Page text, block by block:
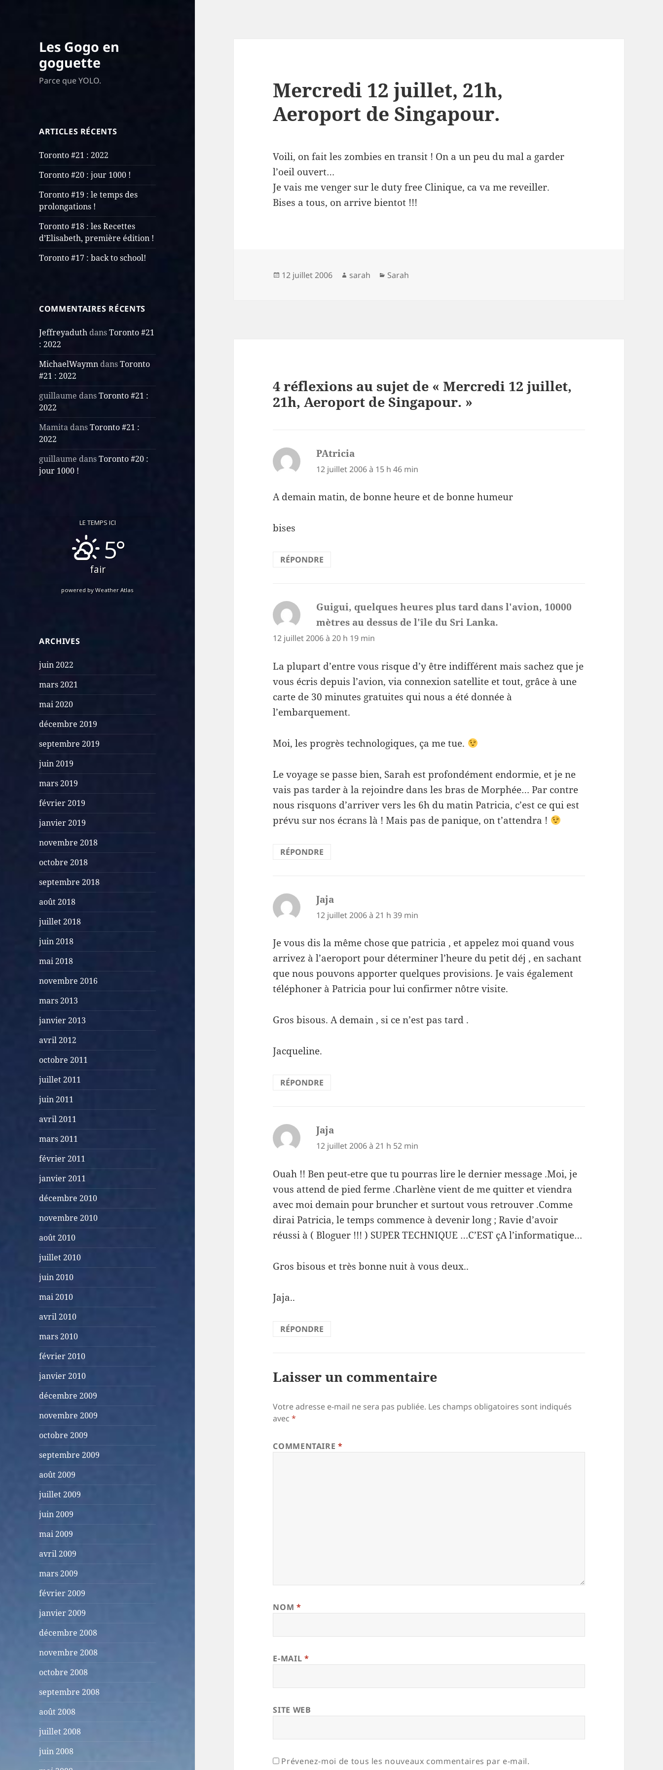
Les Gogo en
goguette
Parce que YOLO.
ARTICLES RÉCENTS
Toronto #21 : 2022
Toronto #20 : jour 1000 !
Toronto #19 : le temps des
prolongations !
Toronto #18 : les Recettes
d’Elisabeth, première édition !
Toronto #17 : back to school!
COMMENTAIRES RÉCENTS
Jeffreyaduth dansToronto #21
: 2022
MichaelWaymn dansToronto
#21 : 2022
guillaume dansToronto #21 :
2022
Mamita dansToronto #21 :
2022
guillaume dansToronto #20 :
jour 1000 !
LE TEMPS ICI
5°
fair
powered byWeather Atlas
ARCHIVES
juin 2022
mars 2021
mai 2020
décembre 2019
septembre 2019
juin 2019
mars 2019
février 2019
janvier 2019
novembre 2018
octobre 2018
septembre 2018
août 2018
juillet 2018
juin 2018
mai 2018
novembre 2016
mars 2013
janvier 2013
avril 2012
octobre 2011
juillet 2011
juin 2011
avril 2011
mars 2011
février 2011
janvier 2011
décembre 2010
novembre 2010
août 2010
juillet 2010
juin 2010
mai 2010
avril 2010
mars 2010
février 2010
janvier 2010
décembre 2009
novembre 2009
octobre 2009
septembre 2009
août 2009
juillet 2009
juin 2009
mai 2009
avril 2009
mars 2009
février 2009
janvier 2009
décembre 2008
novembre 2008
octobre 2008
septembre 2008
août 2008
juillet 2008
juin 2008
Mercredi 12 juillet, 21h,
Aeroport de Singapour.
Voili, on fait les zombies en transit ! On a un peu du mal a garder
l’oeil ouvert…
Je vais me venger sur le duty free Clinique, ca va me reveiller.
Bises a tous, on arrive bientot !!!
Publié
12 juillet 2006 Auteur
sarah Catégories
Sarah
4 réflexions au sujet de « Mercredi 12 juillet,
21h, Aeroport de Singapour. »
PAtricia
12 juillet 2006 à 15 h 46 min
A demain matin, de bonne heure et de bonne humeur
bises
RÉPONDRE
Guigui, quelques heures plus tard dans l'avion, 10000
mètres au dessus de l'île du Sri Lanka.
12 juillet 2006 à 20 h 19 min
La plupart d’entre vous risque d’y être indifférent mais sachez que je
vous écris depuis l’avion, via connexion satellite et tout, grâce à une
carte de 30 minutes gratuites qui nous a été donnée à
l’embarquement.
Moi, les progrès technologiques, ça me tue.
Le voyage se passe bien, Sarah est profondément endormie, et je ne
vais pas tarder à la rejoindre dans les bras de Morphée… Par contre
nous risquons d’arriver vers les 6h du matin Patricia, c’est ce qui est
prévu sur nos écrans là ! Mais pas de panique, on t’attendra !
RÉPONDRE
Jaja
12 juillet 2006 à 21 h 39 min
Je vous dis la même chose que patricia , et appelez moi quand vous
arrivez à l’aeroport pour déterminer l’heure du petit déj , en sachant
que nous pouvons apporter quelques provisions. Je vais également
téléphoner à Patricia pour lui confirmer nôtre visite.
Gros bisous. A demain , si ce n’est pas tard .
Jacqueline.
RÉPONDRE
Jaja
12 juillet 2006 à 21 h 52 min
Ouah !! Ben peut-etre que tu pourras lire le dernier message .Moi, je
vous attend de pied ferme .Charlène vient de me quitter et viendra
avec moi demain pour bruncher et surtout vous retrouver .Comme
dirai Patricia, le temps commence à devenir long ; Ravie d’avoir
réussi à ( Bloguer !!! ) SUPER TECHNIQUE …C’EST çA l’informatique…
Gros bisous et très bonne nuit à vous deux..
Jaja..
RÉPONDRE
Laisser un commentaire
Votre adresse e-mail ne sera pas publiée. Les champs obligatoires sont indiqués
avec*
COMMENTAIRE*
NOM *
E-MAIL *
SITE WEB
Prévenez-moi de tous les nouveaux commentaires par e-mail.